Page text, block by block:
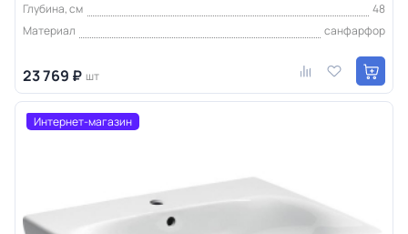
Глубина, см
48
Материал
санфарфор
23 769 ₽ шт
Интернет-магазин